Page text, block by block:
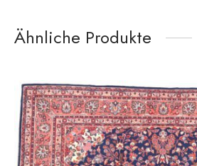
Ähnliche Produkte